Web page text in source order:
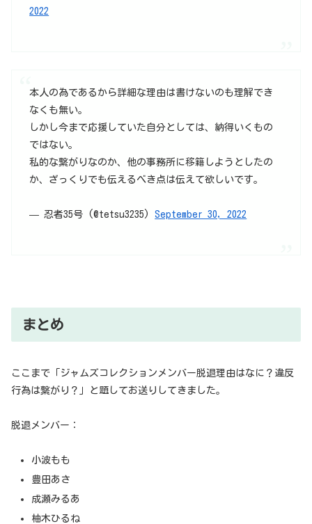
2022
本人の為であるから詳細な理由は書けないのも理解でき
なくも無い。
しかし今まで応援していた自分としては、納得いくもの
ではない。
私的な繋がりなのか、他の事務所に移籍しようとしたの
か、ざっくりでも伝えるべき点は伝えて欲しいです。
— 忍者35号 (@tetsu3235)September 30, 2022
まとめ
ここまで「ジャムズコレクションメンバー脱退理由はなに？違反
行為は繋がり？」と題してお送りしてきました。
脱退メンバー：
小波もも
豊田あさ
成瀬みるあ
柚木ひるね